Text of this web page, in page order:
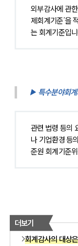
외부감사에 관
제회계기준’을
는 회계기준입니
▶ 특수분야회
관련 법령 등의
나 기업환경 등
준원 회계기준
더보기
회계감사의 대상